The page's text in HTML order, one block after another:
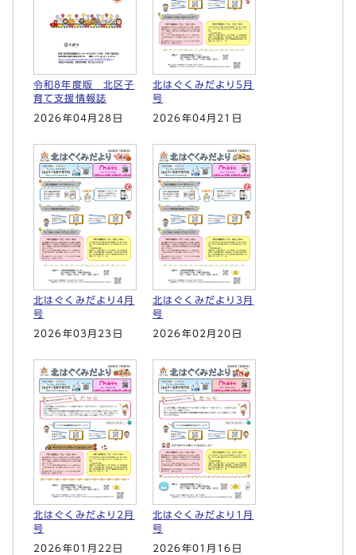
令和8年度版 北区子
育て支援情報誌
2026年04月28日
北はぐくみだより5月
号
2026年04月21日
北はぐくみだより4月
号
2026年03月23日
北はぐくみだより3月
号
2026年02月20日
北はぐくみだより2月
号
2026年01月22日
北はぐくみだより1月
号
2026年01月16日